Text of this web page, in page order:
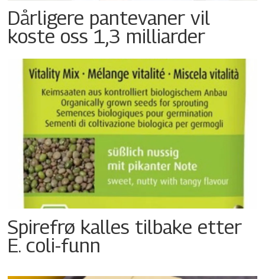
Dårligere pantevaner vil
koste oss 1,3 milliarder
Spirefrø kalles tilbake etter
E. coli-funn